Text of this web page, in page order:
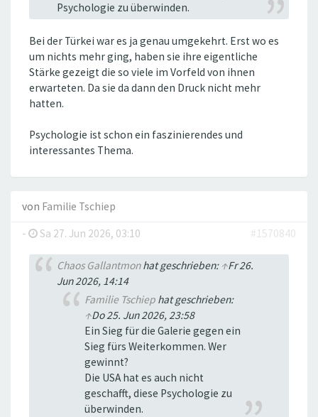
Psychologie zu überwinden.
Bei der Türkei war es ja genau umgekehrt. Erst wo es
um nichts mehr ging, haben sie ihre eigentliche
Stärke gezeigt die so viele im Vorfeld von ihnen
erwarteten. Da sie da dann den Druck nicht mehr
hatten.
Psychologie ist schon ein faszinierendes und
interessantes Thema.
von Familie Tschiep
-
Sa 27. Jun 2026, 03:10 #1570840
Chaos Gallantmonhat geschrieben: ↑Fr 26.
Jun 2026, 14:14
Familie Tschiephat geschrieben:
↑Do 25. Jun 2026, 23:58
Ein Sieg für die Galerie gegen ein
Sieg fürs Weiterkommen. Wer
gewinnt?
Die USA hat es auch nicht
geschafft, diese Psychologie zu
überwinden.